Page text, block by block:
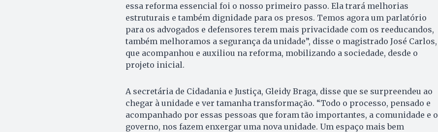
essa reforma essencial foi o nosso primeiro passo. Ela trará melhorias
estruturais e também dignidade para os presos. Temos agora um parlatório
para os advogados e defensores terem mais privacidade com os reeducandos,
também melhoramos a segurança da unidade”, disse o magistrado José Carlos,
que acompanhou e auxiliou na reforma, mobilizando a sociedade, desde o
projeto inicial.
A secretária de Cidadania e Justiça, Gleidy Braga, disse que se surpreendeu ao
chegar à unidade e ver tamanha transformação. “Todo o processo, pensado e
acompanhado por essas pessoas que foram tão importantes, a comunidade e o
governo, nos fazem enxergar uma nova unidade. Um espaço mais bem